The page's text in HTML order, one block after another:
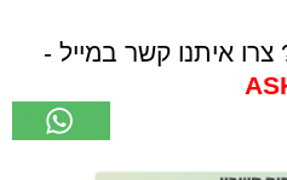
צרו איתנו קשר במייל -